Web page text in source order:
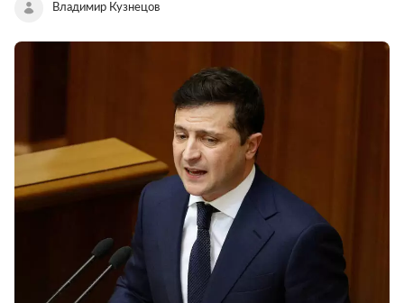
Владимир Кузнецов